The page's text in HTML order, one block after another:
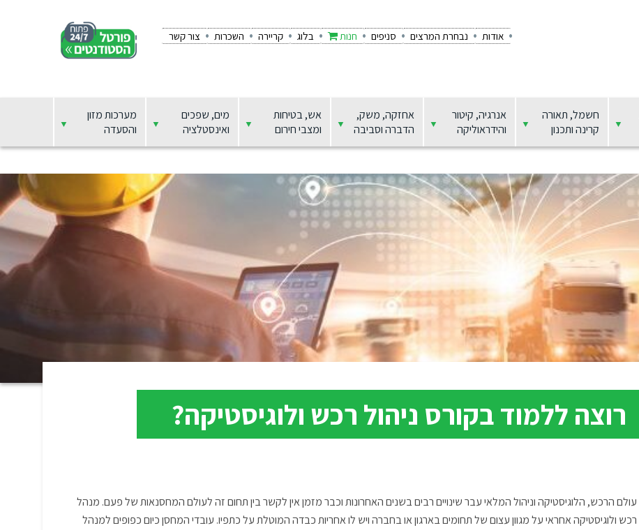
אודות נבחרת המרצים סניפים חנות בלוג קריירה השכרות צור קשר
חשמל, תאורה
קרינה ותכנון
אנרגיה, קיטור
והידראוליקה
אחזקה, משק,
הדברה וסביבה
אש, בטיחות
ומצבי חירום
מים, שפכים
ואינסטלציה
מערכות מזון
והסעדה
רוצה ללמוד בקורס ניהול רכש ולוגיסטיקה?
עולם הרכש, הלוגיסטיקה וניהול המלאי עבר שינויים רבים בשנים האחרונות וכבר מזמן אין לקשר בין תחום זה לעולם המחסנאות של פעם. מנהל
רכש ולוגיסטיקה אחראי על מגוון עצום של תחומים בארגון או בחברה ויש לו אחריות כבדה המוטלת על כתפיו. עובדי המחסן כיום כפופים למנהל